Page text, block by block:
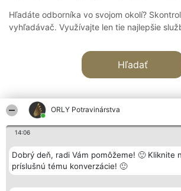
ORLY Potravinárstva
14:06
Dobrý deň, radi Vám pomôžeme! 🙂 Kliknite
príslušnú tému konverzácie! 🙂
Hľadáte odborníka vo svojom okolí?
vyhľadávač. Využívajte len tie najlepšie
Hľadať
Organizátor hodnotenia
Bright Side Solutions sp. z o.
o. sp. k.
Wrocław 50-079
Hodnotenie
Laureáti
Lista
Laureatów